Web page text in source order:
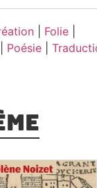
| Folie|
Poésie|